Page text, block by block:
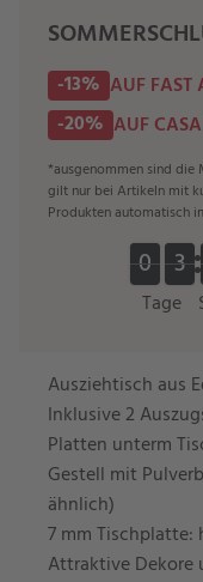
-13% AUF FAST
-20% AUF
*ausgenommen sind die
gilt nur bei Artikeln mit
Produkten automatisch
Tage
0
0
0
0 3
3
3
3
Ausziehtisch aus
Inklusive 2
Platten unterm
Gestell mit
ähnlich)
7 mm
Attraktive Dekore